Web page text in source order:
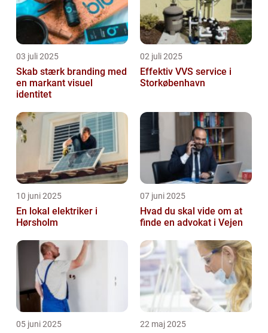
03 juli 2025
Skab stærk branding med
en markant visuel
identitet
02 juli 2025
Effektiv VVS service i
Storkøbenhavn
10 juni 2025
En lokal elektriker i
Hørsholm
07 juni 2025
Hvad du skal vide om at
finde en advokat i Vejen
05 juni 2025 22 maj 2025